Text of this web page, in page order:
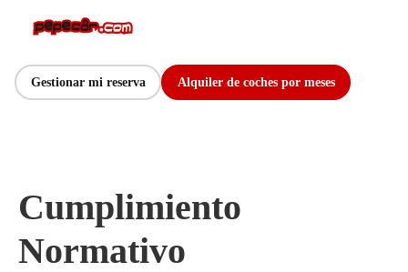
Gestionar mi reserva Alquiler de coches por meses
Cumplimiento
Normativo